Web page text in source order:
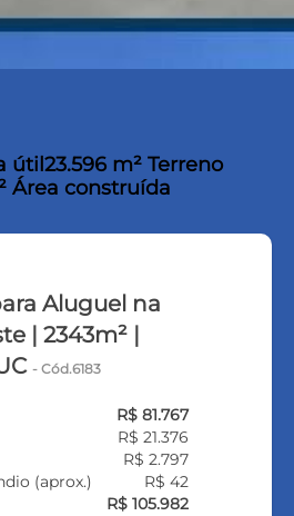
útil23.596 m² Terreno
Área construída
Aluguel na
| 2343m² |
- Cód.6183
R$ 81.767
R$ 21.376
R$ 2.797
(aprox.)
R$ 42
R$ 105.982